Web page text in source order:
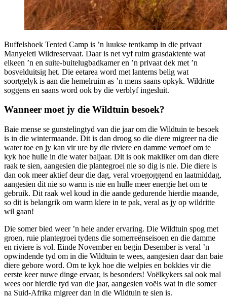
Buffelshoek Tented Camp is ’n luukse tentkamp in die privaat
Manyeleti Wildreservaat. Daar is net vyf ruim grasdaktente wat
elkeen ’n en suite-buitelugbadkamer en ’n privaat dek met ’n
bosvelduitsig het. Die eetarea word met lanterns belig wat
soortgelyk is aan die hemelruim as ’n mens saans opkyk. Wildritte
soggens en saans word ook by die verblyf ingesluit.
Wanneer moet jy die Wildtuin besoek?
Baie mense se gunstelingtyd van die jaar om die Wildtuin te besoek
is in die wintermaande. Dit is dan droog so die diere migreer na die
water toe en jy kan vir ure by die riviere en damme vertoef om te
kyk hoe hulle in die water baljaar. Dit is ook makliker om dan diere
raak te sien, aangesien die plantegroei nie so dig is nie. Die diere is
dan ook meer aktief deur die dag, veral vroegoggend en laatmiddag,
aangesien dit nie so warm is nie en hulle meer energie het om te
gebruik. Dit raak wel koud in die aande gedurende hierdie maande,
so dit is belangrik om warm klere in te pak, veral as jy op wildritte
wil gaan!
Die somer bied weer ’n hele ander ervaring. Die Wildtuin spog met
groen, ruie plantegroei tydens die somerreënseisoen en die damme
en riviere is vol. Einde November en begin Desember is veral ’n
opwindende tyd om in die Wildtuin te wees, aangesien daar dan baie
diere gebore word. Om te kyk hoe die welpies en bokkies vir die
eerste keer nuwe dinge ervaar, is besonders! Voëlkykers sal ook mal
wees oor hierdie tyd van die jaar, aangesien voëls wat in die somer
na Suid-Afrika migreer dan in die Wildtuin te sien is.